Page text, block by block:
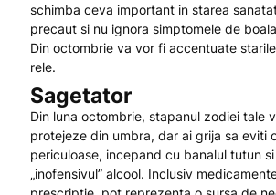
schimba ceva important in starea
precaut si nu ignora simptomele de
Din octombrie va vor fi accentuate
rele.
Sagetator
Din luna octombrie, stapanul zodiei tale
protejeze din umbra, dar ai grija sa eviti
periculoase, incepand cu banalul tutun
„inofensivul” alcool. Inclusiv